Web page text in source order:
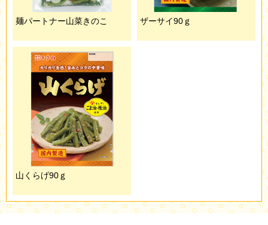
麺パートナー山菜きのこ ザーサイ90ｇ
山くらげ90ｇ